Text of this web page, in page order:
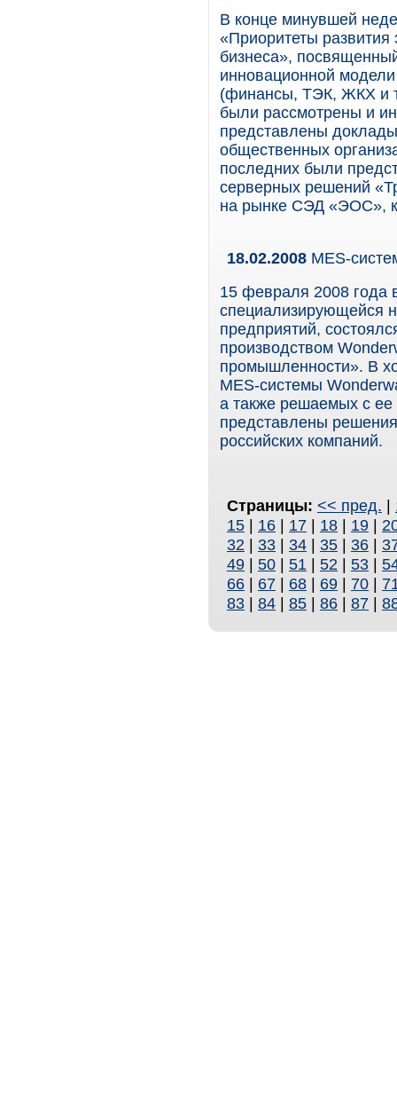
В конце минувшей
«Приоритеты развития
бизнеса»,
инновационной
(финансы, ТЭК, ЖКХ и
были рассмотрены и
представлены доклады
общественных
последних были
серверных решений
на рынке СЭД «ЭОС»,
18.02.2008 MES-
15 февраля 2008 года
специализирующейся
предприятий,
производством
промышленности». В
MES-системы
а также решаемых с
представлены
российских компаний.
Страницы: << пред. |
15 | 16 | 17 | 18 | 19 |
32 | 33 | 34 | 35 | 36 |
49 | 50 | 51 | 52 | 53 |
66 | 67 | 68 | 69 | 70 |
83 | 84 | 85 | 86 | 87 |